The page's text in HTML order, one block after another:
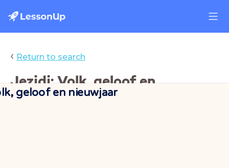
‹ Return to search
Jezidi: Volk, geloof en
nieuwjaar
geloof en nieuwjaar